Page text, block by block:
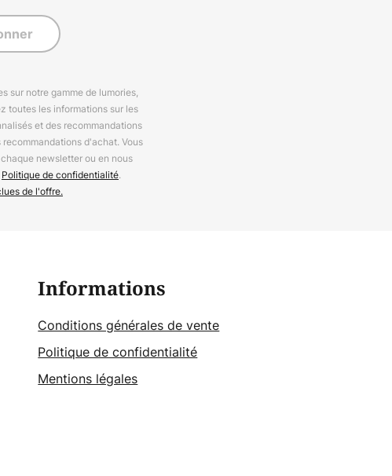
sur notre gamme de lumories,
toutes les informations sur les
et des recommandations
d'achat. Vous
newsletter ou en nous
Politique de confidentialité.
de l'offre.
Informations
Conditions générales de vente
Politique de confidentialité
Mentions légales